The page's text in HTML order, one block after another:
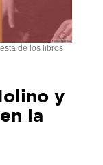
de los libros
y
la